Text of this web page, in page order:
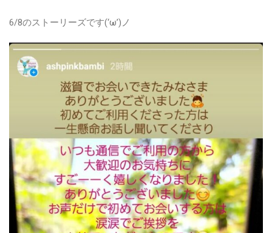
6/8のストーリーズです(‘ω’)ノ